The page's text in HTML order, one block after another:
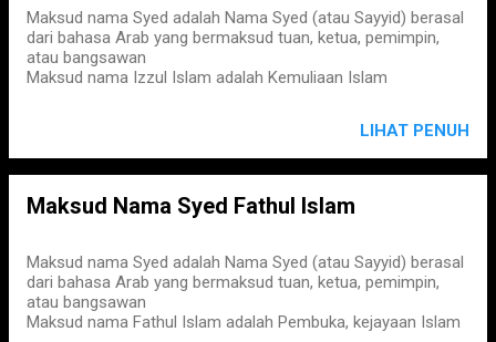
Maksud nama Syed adalah Nama Syed (atau Sayyid) berasal
dari bahasa Arab yang bermaksud tuan, ketua, pemimpin,
atau bangsawan
Maksud nama Izzul Islam adalah Kemuliaan Islam
LIHAT PENUH
Maksud Nama Syed Fathul Islam
Maksud nama Syed adalah Nama Syed (atau Sayyid) berasal
dari bahasa Arab yang bermaksud tuan, ketua, pemimpin,
atau bangsawan
Maksud nama Fathul Islam adalah Pembuka, kejayaan Islam